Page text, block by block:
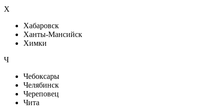
Х
Хабаровск
Ханты-Мансийск
Химки
Ч
Чебоксары
Челябинск
Череповец
Чита